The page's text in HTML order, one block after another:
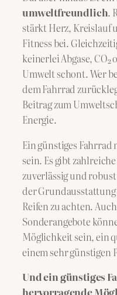
umweltfreundlich.
stärkt Herz, Kreislauf
Fitness bei.
keinerlei Abgase,
Umwelt schont. Wer
dem Fahrrad
Beitrag zum
Energie.
Ein günstiges
sein. Es gibt
zuverlässig und
der Grundausstattung
Reifen zu achten.
Sonderangebote
Möglichkeit sein, ein
einem sehr günstigen
Und ein günstiges
hervorragende